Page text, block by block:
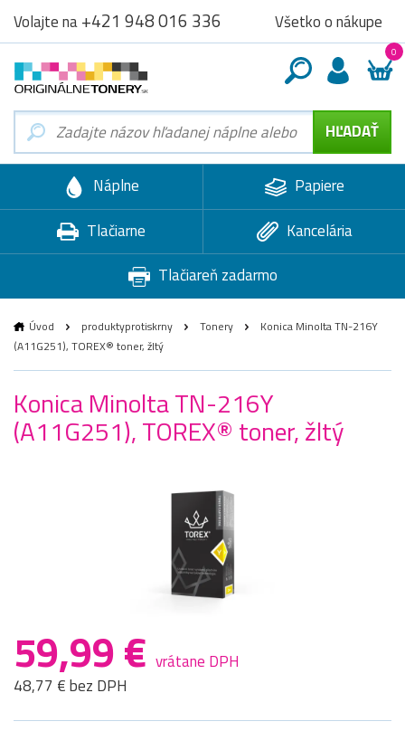
Volajte na+421 948 016 336 Všetko o nákupe
0
Náplne
Papiere
Tlačiarne
Kancelária
Tlačiareň zadarmo
Úvod produktyprotiskrny Tonery
Konica Minolta TN-216Y
(A11G251), TOREX® toner, žltý
Konica Minolta TN-216Y
(A11G251), TOREX® toner, žltý
59,99 € vrátane DPH
48,77 € bez DPH